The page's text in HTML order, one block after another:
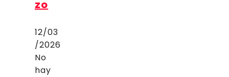
zo
12/03
/2026
No
hay